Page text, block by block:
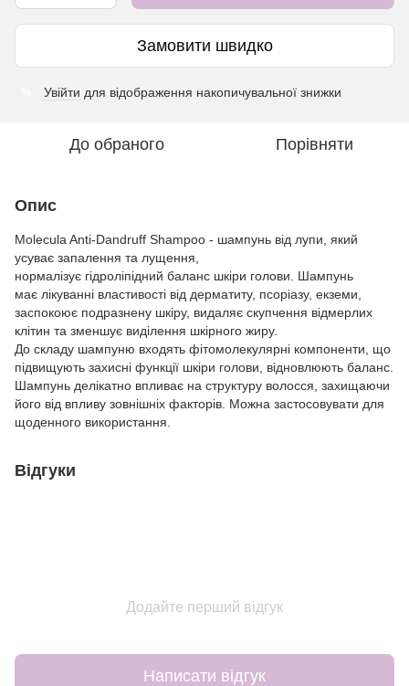
Замовити швидко
Увійти для відображення накопичувальної знижки
До обраного Порівняти
Опис
Molecula Anti-Dandruff Shampoo - шампунь від лупи, який
усуває запалення та лущення,
нормалізує гідроліпідний баланс шкіри голови. Шампунь
має лікуванні властивості від дерматиту, псоріазу, екземи,
заспокоює подразнену шкіру, видаляє скупчення відмерлих
клітин та зменшує виділення шкірного жиру.
До складу шампуню входять фітомолекулярні компоненти, що
підвищують захисні функції шкіри голови, відновлюють баланс.
Шампунь делікатно впливає на структуру волосся, захищаючи
його від впливу зовнішніх факторів. Можна застосовувати для
щоденного використання.
Відгуки
Додайте перший відгук
Написати відгук